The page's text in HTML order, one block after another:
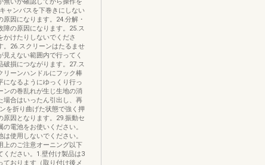
ャンバスを下巻きにしない
因になります。24.分解・
障の原因になります。25.ス
かけたりしないでくださ
。26.スクリーンはたるませ
えない範囲内で行ってく
破損につながります。27.ス
リーンハンドルにフック棒
になるようにゆっくり行っ
ンの巻乱れが生じ生地の消
場合はいったん引出し、再
を折り曲げた状態で強く押
原因となります。29.振動セ
電池をお使いください。
使用しないでください。
上のご注意オーニング以下
ください。1.壁付け製品は3
おります（取り付け後メ